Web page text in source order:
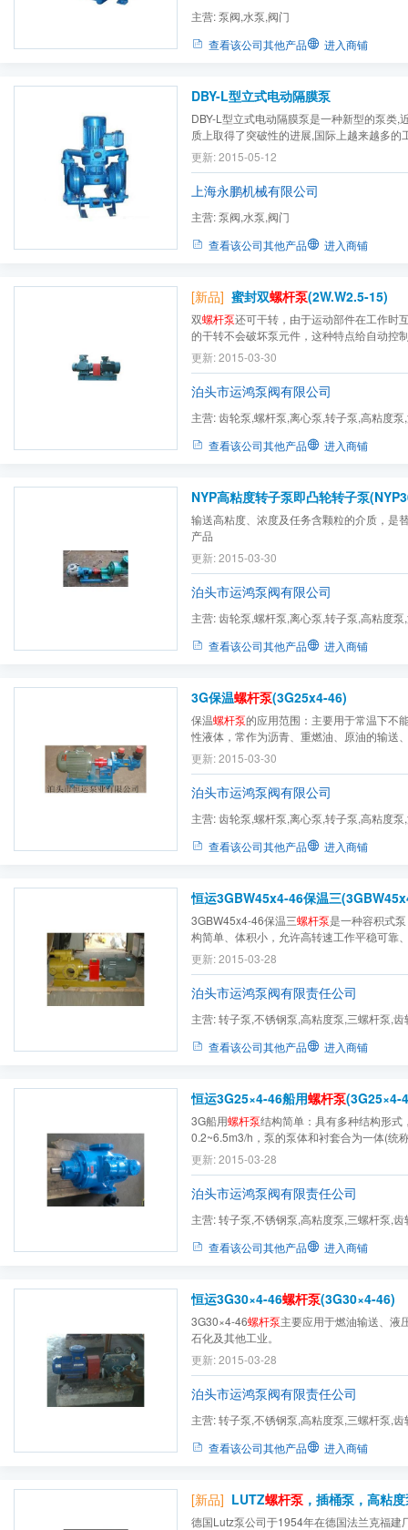
主营:泵阀,水泵,阀门
查看该公司其他产品
进入商铺
DBY-L型立式电动隔膜泵
DBY-L型立式电动隔膜泵是一种新型的泵类,
质上取得了突破性的进展,国际上越来越多的
型式的泵,取代部份离心泵、
等行业,产品设计均参考美国ABEL公司样机,
口压力≤3kgf/cm2的场合。主要用途一、不
更新: 2015-05-12
上海永鹏机械有限公司
主营:泵阀,水泵,阀门
查看该公司其他产品
进入商铺
[新品] 蜜封双螺杆泵(2W.W2.5-15)
双螺杆泵还可干转，由于运动部件在工作时
的干转不会破坏泵元件，这种特点给自动控
的方便，但干运转时间受多种因素限制，一
更新: 2015-03-30
泊头市运鸿泵阀有限公司
主营:齿轮泵,螺杆泵,离心泵,转子泵,高粘度
查看该公司其他产品 进入商铺
NYP高粘度转子泵即凸轮转子泵
输送高粘度、浓度及任务含颗粒的介质，是
产品
更新: 2015-03-30
泊头市运鸿泵阀有限公司
主营:齿轮泵,螺杆泵,离心泵,转子泵,高粘度
查看该公司其他产品 进入商铺
3G保温螺杆泵(3G25x4-46)
保温螺杆泵的应用范围：主要用于常温下不
性液体，常作为沥青、重燃油、原油的输送
更新: 2015-03-30
泊头市运鸿泵阀有限公司
主营:齿轮泵,螺杆泵,离心泵,转子泵,高粘度
查看该公司其他产品 进入商铺
恒运3GBW45x4-46保温三
3GBW45x4-46保温三螺杆泵是一种容积式
构简单、体积小，允许高转速工作平稳可靠
稳定、噪音低、效率高
更新: 2015-03-28
泊头市运鸿泵阀有限责任公司
主营:转子泵,不锈钢泵,高粘度泵,三螺杆泵,
查看该公司其他产品 进入商铺
恒运3G25×4-46船用螺杆泵(3G25×4-
3G船用螺杆泵结构简单：具有多种结构形式
0.2~6.5m3/h，泵的泵体和衬套合为一体(统
密封。
更新: 2015-03-28
泊头市运鸿泵阀有限责任公司
主营:转子泵,不锈钢泵,高粘度泵,三螺杆泵,
查看该公司其他产品 进入商铺
恒运3G30×4-46螺杆泵(3G30×4-46)
3G30×4-46螺杆泵主要应用于燃油输送、液
石化及其他工业。
更新: 2015-03-28
泊头市运鸿泵阀有限责任公司
主营:转子泵,不锈钢泵,高粘度泵,三螺杆泵,
查看该公司其他产品 进入商铺
[新品] LUTZ螺杆泵 ，插桶泵，高粘
德国Lutz泵公司于1954年在德国法兰克福建